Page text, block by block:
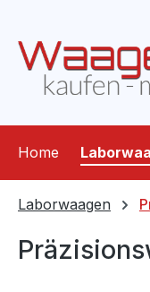
Zur
Home
Laborwaagen